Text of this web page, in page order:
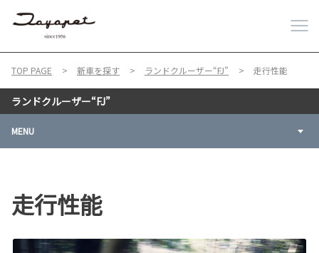
TOP PAGE 新車を探す ランドクルーザー“FJ” 走行性能
ランドクルーザー“FJ”
MENU
走行性能